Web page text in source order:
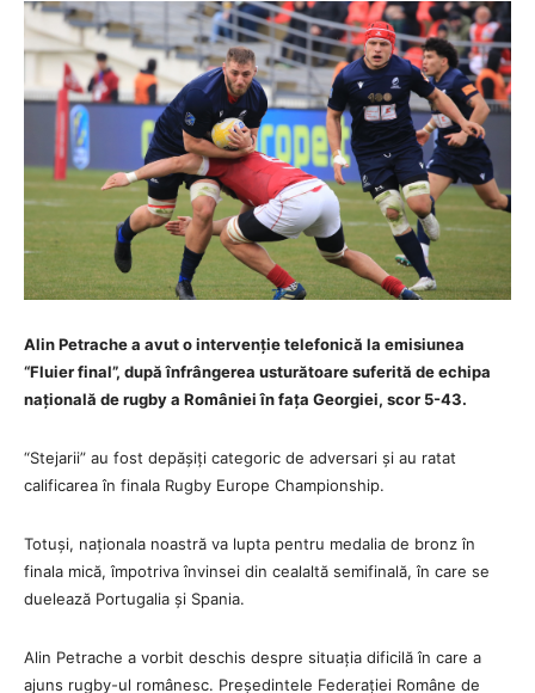
Alin Petrache a avut o intervenție telefonică la emisiunea
“Fluier final”, după înfrângerea usturătoare suferită de echipa
națională de rugby a României în fața Georgiei, scor 5-43.
“Stejarii” au fost depășiți categoric de adversari și au ratat
calificarea în finala Rugby Europe Championship.
Totuși, naționala noastră va lupta pentru medalia de bronz în
finala mică, împotriva învinsei din cealaltă semifinală, în care se
duelează Portugalia și Spania.
Alin Petrache a vorbit deschis despre situația dificilă în care a
ajuns rugby-ul românesc. Președintele Federației Române de